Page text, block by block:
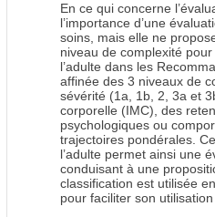
En ce qui concerne
l’importance d’une
soins, mais elle ne
niveau de complexité
l’adulte dans les
affinée des 3 niveaux de
sévérité (1a, 1b, 2, 3a et
corporelle (IMC), des
psychologiques ou
trajectoires pondérales.
l’adulte permet ainsi une
conduisant à une
classification est utilisée
pour faciliter son